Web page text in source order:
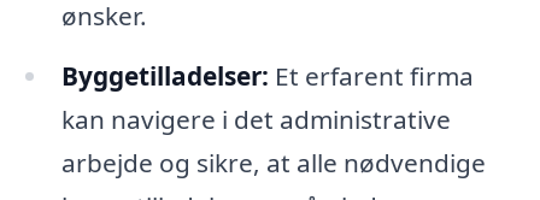
ønsker.
Byggetilladelser: Et erfarent firma
kan navigere i det administrative
arbejde og sikre, at alle nødvendige